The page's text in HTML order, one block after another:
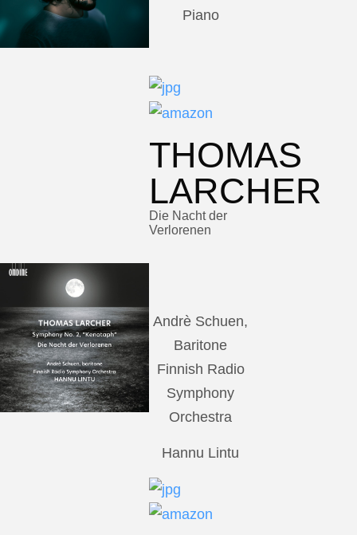
Piano
THOMAS
LARCHER
Die Nacht der
Verlorenen
Andrè Schuen,
Baritone
Finnish Radio
Symphony
Orchestra
Hannu Lintu